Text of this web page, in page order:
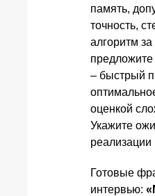
память,
точность,
алгоритм
– быстрый
оценкой
Укажите
реализации
Готовые
интервью: